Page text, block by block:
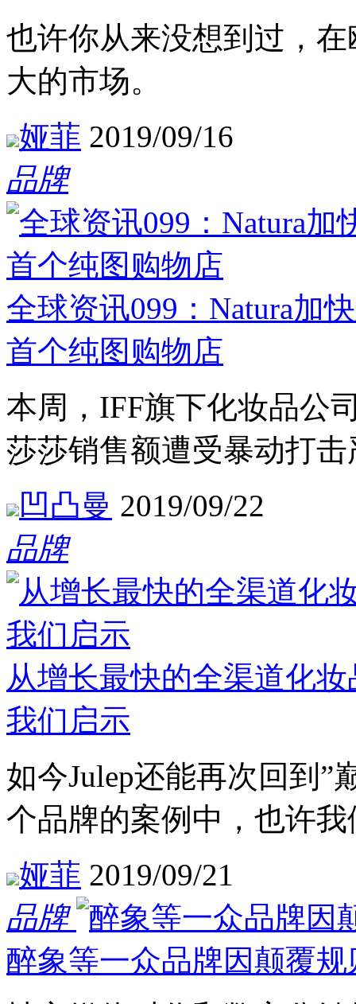
也许你从来没想到过，
大的市场。
娅菲 2019/09/16
品牌
全球资讯099：Natura加
首个纯图购物店
本周，IFF旗下化妆品公
莎莎销售额遭受暴动打击
凹凸曼 2019/09/22
品牌
从增长最快的全渠道化
我们启示
如今Julep还能再次回到”
个品牌的案例中，也许
娅菲 2019/09/21
品牌
醉象等一众品牌因颠覆